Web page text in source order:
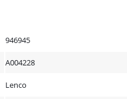
946945
A004228
Lenco